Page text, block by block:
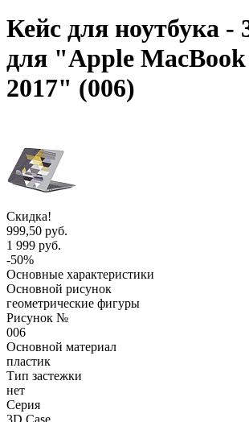
Кейс для ноутбука -
для "Apple
2017" (006)
Скидка!
999,50 руб.
1 999 руб.
-50%
Основные характеристики
Основной рисунок
геометрические фигуры
Рисунок №
006
Основной материал
пластик
Тип застежки
нет
Серия
3D Case